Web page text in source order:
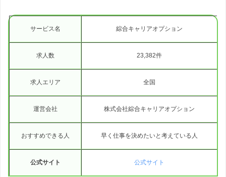
サービス名 綜合キャリアオプション
求人数 23,382件
求人エリア 全国
運営会社 株式会社綜合キャリアオプション
おすすめできる人 早く仕事を決めたいと考えている人
公式サイト 公式サイト